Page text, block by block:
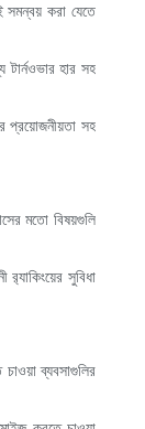
সমন্বয় করা যেতে
হার সহ
প্রয়োজনীয়তা সহ
মতো বিষয়গুলি
সুবিধা
ব্যবসাগুলির